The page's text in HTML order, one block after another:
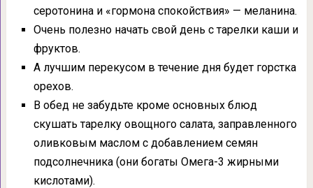
серотонина и «гормона спокойствия» — меланина.
Очень полезно начать свой день с тарелки каши и
фруктов.
А лучшим перекусом в течение дня будет горстка
орехов.
В обед не забудьте кроме основных блюд
скушать тарелку овощного салата, заправленного
оливковым маслом с добавлением семян
подсолнечника (они богаты Омега-3 жирными
кислотами).